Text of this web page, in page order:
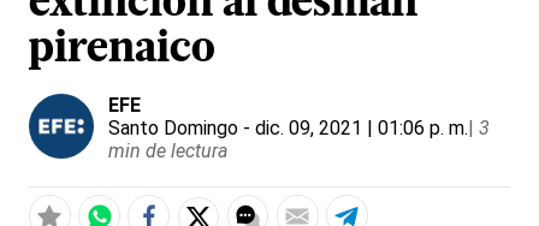
pirenaico
EFE
Santo Domingo - dic. 09, 2021 | 01:06 p. m.| 3
min de lectura